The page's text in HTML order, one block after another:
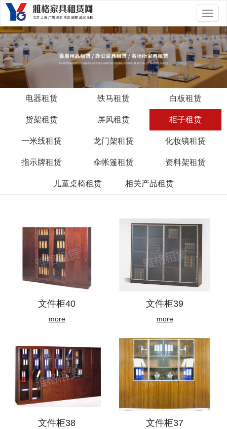
切
换
导
航
电器租赁 铁马租赁 白板租赁
货架租赁 屏风租赁 柜子租赁
一米线租赁 龙门架租赁 化妆镜租赁
指示牌租赁 伞帐篷租赁 资料架租赁
儿童桌椅租赁 相关产品租赁
文件柜40
more
文件柜39
more
文件柜38 文件柜37